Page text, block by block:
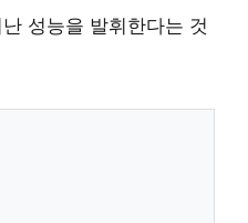
성능을 발휘한다는 것